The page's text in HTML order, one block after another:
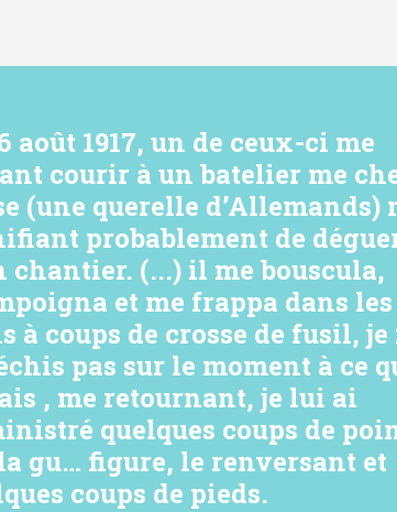
août 1917, un de ceux-ci me
courir à un batelier me
(une querelle d’Allemands)
probablement de
chantier. (...) il me bouscula,
et me frappa dans les
à coups de crosse de fusil, je
pas sur le moment à ce
, me retournant, je lui ai
quelques coups de
gu… figure, le renversant et
coups de pieds.